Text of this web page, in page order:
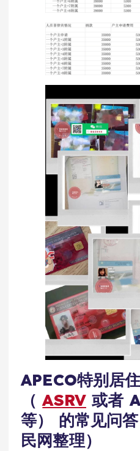
APECO特别居
（ASRV或者
等） 的常见问
民网整理）